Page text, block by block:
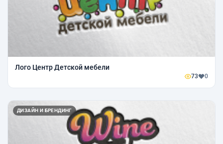
Лого Центр Детской мебели
73 0
ДИЗАЙН И БРЕНДИНГ